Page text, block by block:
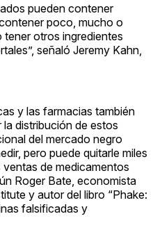
pueden contener
poco, mucho o
otros ingredientes
señaló Jeremy Kahn,
y las farmacias también
la distribución de estos
del mercado negro
pero puede quitarle miles
de medicamentos
Roger Bate, economista
y autor del libro “Phake:
falsificadas y